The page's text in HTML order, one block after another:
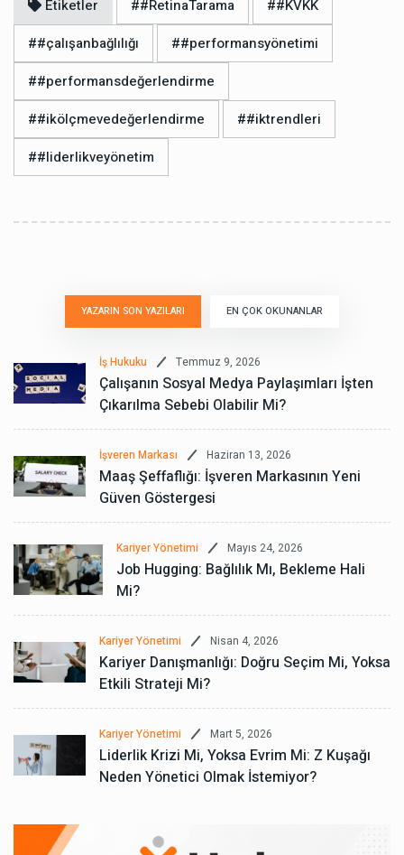
Etiketler ##RetinaTarama
##KVKK
##çalışanbağlılığı
##performansyönetimi
##performansdeğerlendirme
##ikölçmevedeğerlendirme
##iktrendleri
##liderlikveyönetim
YAZARIN SON YAZILARI EN ÇOK OKUNANLAR
İş Hukuku Temmuz 9, 2026
Çalışanın Sosyal Medya Paylaşımları İşten
Çıkarılma Sebebi Olabilir Mi?
İşveren Markası Haziran 13, 2026
Maaş Şeffaflığı: İşveren Markasının Yeni
Güven Göstergesi
Kariyer Yönetimi Mayıs 24, 2026
Job Hugging: Bağlılık Mı, Bekleme Hali
Mi?
Kariyer Yönetimi Nisan 4, 2026
Kariyer Danışmanlığı: Doğru Seçim Mi, Yoksa
Etkili Strateji Mi?
Kariyer Yönetimi Mart 5, 2026
Liderlik Krizi Mi, Yoksa Evrim Mi: Z Kuşağı
Neden Yönetici Olmak İstemiyor?